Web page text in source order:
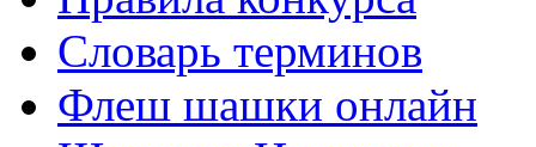
Словарь терминов
Флеш шашки онлайн